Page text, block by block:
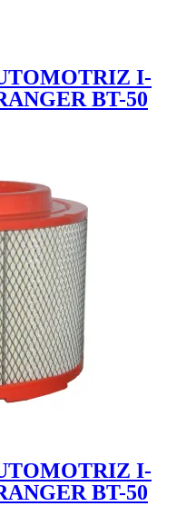
I-
BT-50
I-
BT-50